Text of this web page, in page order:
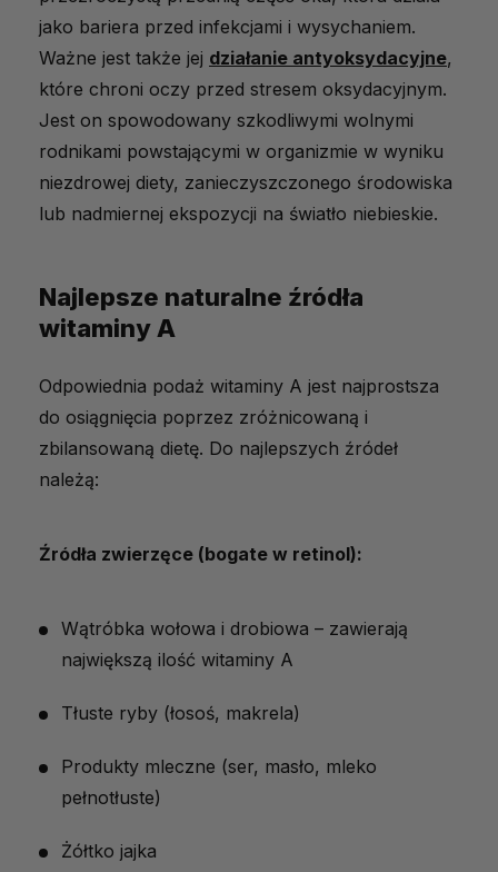
jako bariera przed infekcjami i wysychaniem.
Ważne jest także jej działanie antyoksydacyjne,
które chroni oczy przed stresem oksydacyjnym.
Jest on spowodowany szkodliwymi wolnymi
rodnikami powstającymi w organizmie w wyniku
niezdrowej diety, zanieczyszczonego środowiska
lub nadmiernej ekspozycji na światło niebieskie.
Najlepsze naturalne źródła
witaminy A
Odpowiednia podaż witaminy A jest najprostsza
do osiągnięcia poprzez zróżnicowaną i
zbilansowaną dietę. Do najlepszych źródeł
należą:
Źródła zwierzęce (bogate w retinol):
Wątróbka wołowa i drobiowa – zawierają
największą ilość witaminy A
Tłuste ryby (łosoś, makrela)
Produkty mleczne (ser, masło, mleko
pełnotłuste)
Żółtko jajka